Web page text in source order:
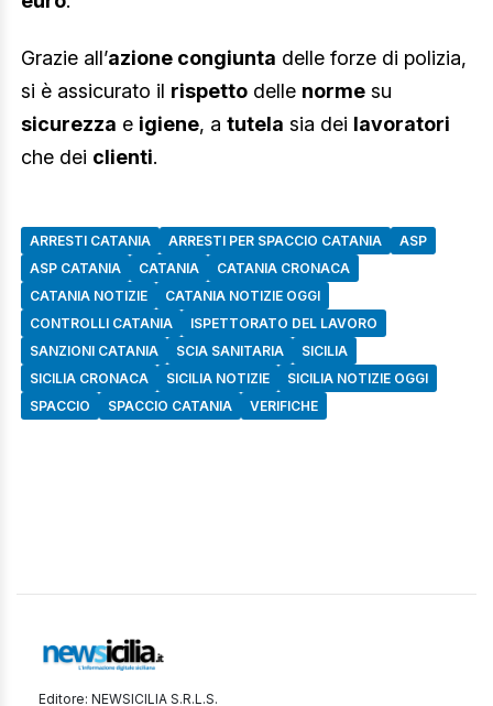
Grazie all’azione congiunta delle forze di polizia,
si è assicurato il rispetto delle norme su
sicurezza e igiene, a tutela sia dei lavoratori
che dei clienti.
ARRESTI CATANIA ARRESTI PER SPACCIO CATANIA
ASP
ASP CATANIA
CATANIA
CATANIA CRONACA
CATANIA NOTIZIE
CATANIA NOTIZIE OGGI
CONTROLLI CATANIA
ISPETTORATO DEL LAVORO
SANZIONI CATANIA
SCIA SANITARIA
SICILIA
SICILIA CRONACA
SICILIA NOTIZIE
SICILIA NOTIZIE OGGI
SPACCIO
SPACCIO CATANIA VERIFICHE
Editore: NEWSICILIA S.R.L.S.